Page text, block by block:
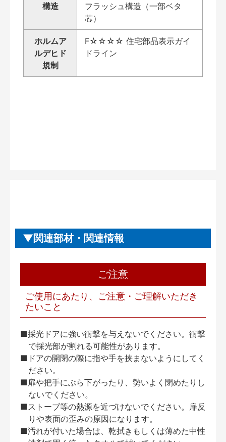
構造
フラッシュ構造（一部ベタ
芯）
ホルムア
ルデヒド
規制
F☆☆☆☆ 住宅部品表示ガイ
ドライン
関連部材・関連情報
ご注意
ご使用にあたり、ご注意・ご理解いただき
たいこと
■採光ドアに強い衝撃を与えないでください。衝撃
で採光部が割れる可能性があります。
■ドアの開閉の際に指や手を挟まないようにしてく
ださい。
■扉や把手にぶら下がったり、勢いよく閉めたりし
ないでください。
■ストーブ等の熱源を近づけないでください。扉反
りや表面の歪みの原因になります。
■汚れが付いた場合は、乾拭きもしくは薄めた中性